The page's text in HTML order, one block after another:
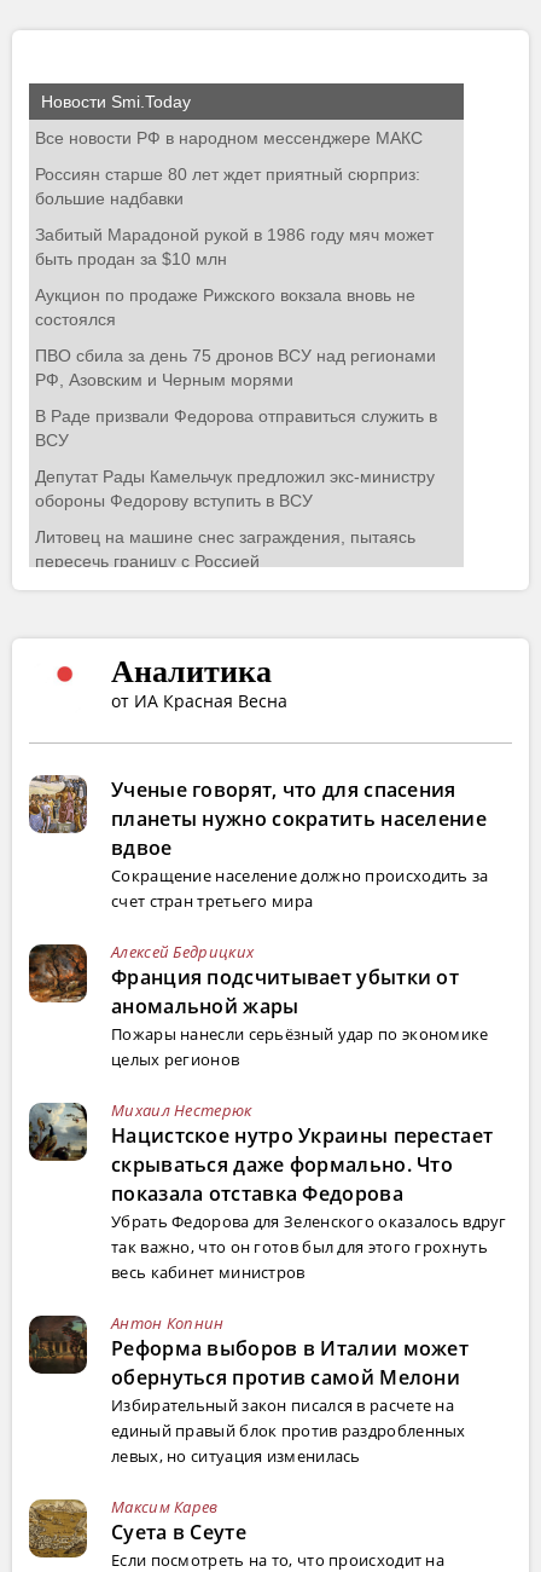
Аналитика
от ИА Красная Весна
Ученые говорят, что для спасения
планеты нужно сократить население
вдвое
Сокращение население должно происходить за
счет стран третьего мира
Алексей Бедрицких
Франция подсчитывает убытки от
аномальной жары
Пожары нанесли серьёзный удар по экономике
целых регионов
Михаил Нестерюк
Нацистское нутро Украины перестает
скрываться даже формально. Что
показала отставка Федорова
Убрать Федорова для Зеленского оказалось вдруг
так важно, что он готов был для этого грохнуть
весь кабинет министров
Антон Копнин
Реформа выборов в Италии может
обернуться против самой Мелони
Избирательный закон писался в расчете на
единый правый блок против раздробленных
левых, но ситуация изменилась
Максим Карев
Суета в Сеуте
Если посмотреть на то, что происходит на